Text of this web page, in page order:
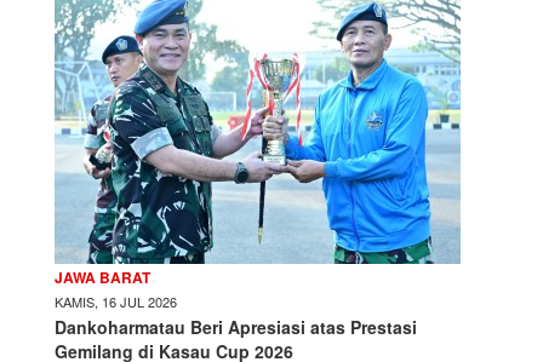
JAWA BARAT
KAMIS, 16 JUL 2026
Dankoharmatau Beri Apresiasi atas Prestasi
Gemilang di Kasau Cup 2026